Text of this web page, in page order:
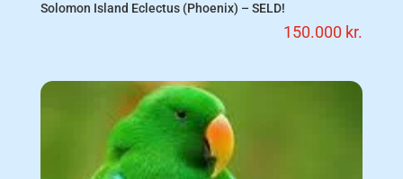
Solomon Island Eclectus (Phoenix) – SELD!
150.000 kr.